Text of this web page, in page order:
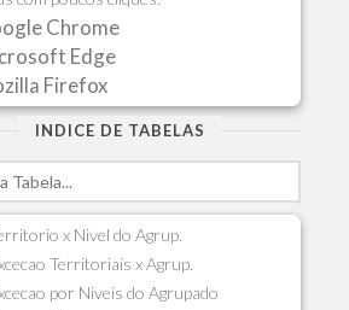
Chrome
Edge
Firefox
INDICE DE TABELAS
x Nivel do Agrup.
Territoriais x Agrup.
por Niveis do Agrupado